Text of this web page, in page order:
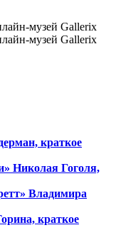
краткое
Николая Гоголя,
Владимира
краткое